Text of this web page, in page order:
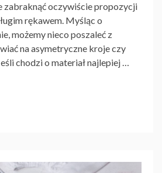
zabraknąć oczywiście propozycji
rękawem. Myśląc o
możemy nieco poszaleć z
na asymetryczne kroje czy
chodzi o materiał najlepiej …